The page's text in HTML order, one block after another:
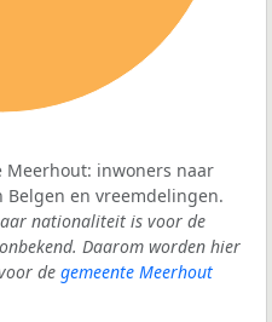
Meerhout: inwoners naar
en vreemdelingen.
nationaliteit is voor de
Daarom worden hier
de gemeente Meerhout